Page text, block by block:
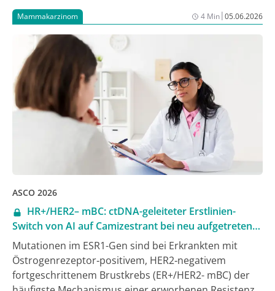
vorgestellte Phase-II-Studie untersuchte eine
Strategie, dieser Resistenzbildung proaktiv zu
begegnen. Erkrankte mit CLL, bei denen unter
Therapie mit dem BTKi Ibrutinib eine
Resistenzmutation nachgewiesen wurde, erhielten
zusätzlich Venetoclax. Dies führte zur
Rückentwicklung der Mutationen, verlängerte das
progressionsfreie Überleben (PFS) und ermöglichte
den Erkrankten außerdem ein Absetzen der Therapie
Mammakarzinom 4 Min|05.06.2026
ASCO 2026
HR+/HER2– mBC: ctDNA-geleiteter Erstlinien-
Switch von AI auf Camizestrant bei neu aufgetretener
ESR1-Mutation verbessert auch das PFS2
Mutationen im ESR1-Gen sind bei Erkrankten mit
Östrogenrezeptor‑positivem, HER2‑negativem
fortgeschrittenem Brustkrebs (ER+/HER2- mBC) der